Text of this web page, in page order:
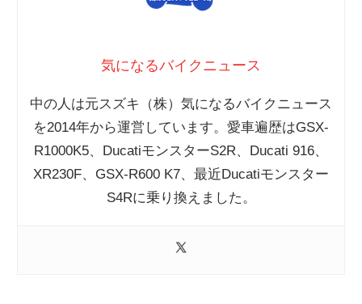
気になるバイクニュース
中の人は元スズキ（株）気になるバイクニュース
を2014年から運営しています。愛車遍歴はGSX-
R1000K5、DucatiモンスターS2R、Ducati 916、
XR230F、GSX-R600 K7、最近Ducatiモンスター
S4Rに乗り換えました。